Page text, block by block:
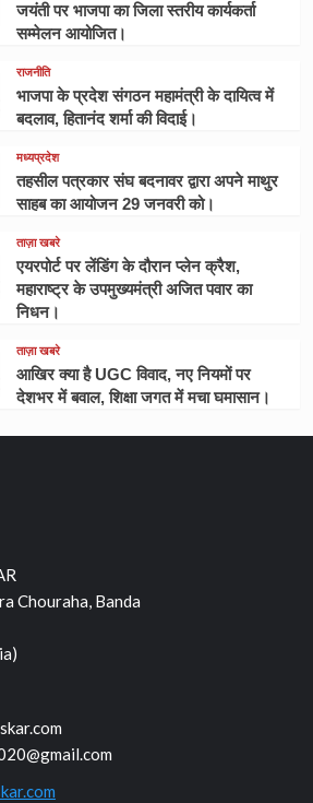
जयंती पर भाजपा का जिला स्तरीय कार्यकर्ता
सम्मेलन आयोजित।
राजनीति
भाजपा के प्रदेश संगठन महामंत्री के दायित्व में
बदलाव, हितानंद शर्मा की विदाई।
मध्यप्रदेश
तहसील पत्रकार संघ बदनावर द्वारा अपने माथुर
साहब का आयोजन 29 जनवरी को।
ताज़ा खबरे
एयरपोर्ट पर लेंडिंग के दौरान प्लेन क्रैश,
महाराष्ट्र के उपमुख्यमंत्री अजित पवार का
निधन।
ताज़ा खबरे
आखिर क्या है UGC विवाद, नए नियमों पर
देशभर में बवाल, शिक्षा जगत में मचा घमासान।
Chouraha, Banda